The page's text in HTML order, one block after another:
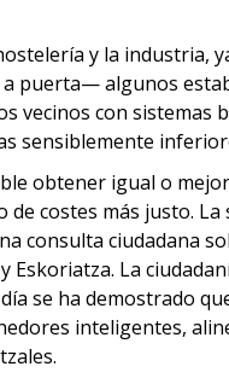
y la industria,
puerta— algunos
vecinos con sistemas
sensiblemente
obtener igual o
costes más justo. La
consulta ciudadana
Eskoriatza. La
se ha demostrado
inteligentes,